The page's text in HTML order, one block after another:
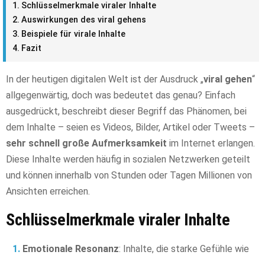
Schlüsselmerkmale viraler Inhalte
Auswirkungen des viral gehens
Beispiele für virale Inhalte
Fazit
In der heutigen digitalen Welt ist der Ausdruck „viral gehen“
allgegenwärtig, doch was bedeutet das genau? Einfach
ausgedrückt, beschreibt dieser Begriff das Phänomen, bei
dem Inhalte – seien es Videos, Bilder, Artikel oder Tweets –
sehr schnell große Aufmerksamkeit im Internet erlangen.
Diese Inhalte werden häufig in sozialen Netzwerken geteilt
und können innerhalb von Stunden oder Tagen Millionen von
Ansichten erreichen.
Schlüsselmerkmale viraler Inhalte
Emotionale Resonanz: Inhalte, die starke Gefühle wie